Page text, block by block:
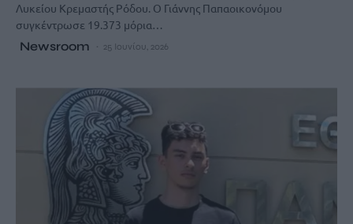
Λυκείου Κρεμαστής Ρόδου. Ο Γιάννης Παπαοικονόμου
συγκέντρωσε 19.373 μόρια…
Newsroom 25 Ιουνίου, 2026